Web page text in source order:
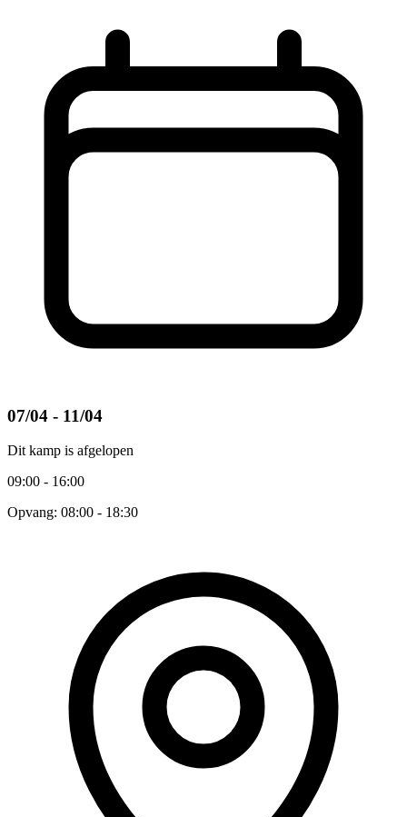
07/04 - 11/04
Dit kamp is afgelopen
09:00 - 16:00
Opvang: 08:00 - 18:30